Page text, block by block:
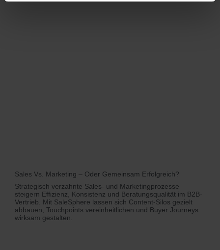
Sales Vs. Marketing – Oder Gemeinsam Erfolgreich?
Strategisch verzahnte Sales- und Marketingprozesse
steigern Effizienz, Konsistenz und Beratungsqualität im B2B-
Vertrieb. Mit SaleSphere lassen sich Content-Silos gezielt
abbauen, Touchpoints vereinheitlichen und Buyer Journeys
wirksam gestalten.